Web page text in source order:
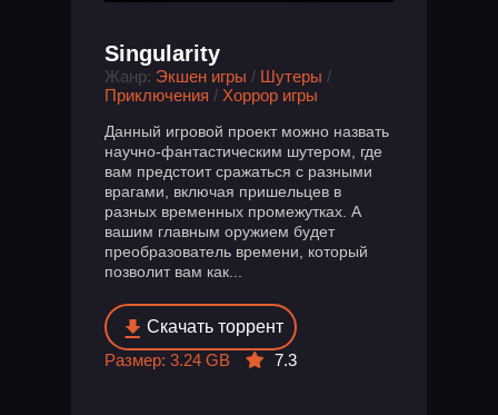
Singularity
Жанр: Экшен игры / Шутеры /
Приключения / Хоррор игры
Данный игровой проект можно назвать
научно-фантастическим шутером, где
вам предстоит сражаться с разными
врагами, включая пришельцев в
разных временных промежутках. А
вашим главным оружием будет
преобразователь времени, который
позволит вам как...
Скачать торрент
Размер: 3.24 GB
7.3